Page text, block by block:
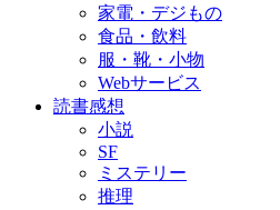
家電・デジもの
食品・飲料
服・靴・小物
Webサービス
読書感想
小説
SF
ミステリー
推理